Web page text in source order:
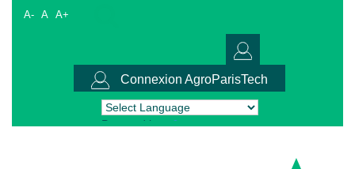
A- A A+
Connexion AgroParisTech
Powered by Translate